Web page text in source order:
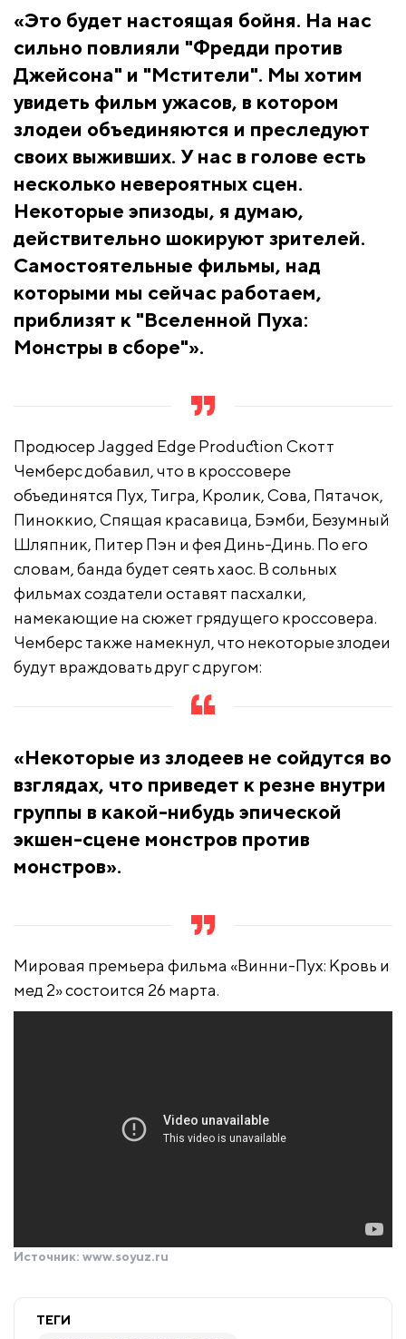
«Это будет настоящая бойня. На нас
сильно повлияли "Фредди против
Джейсона" и "Мстители". Мы хотим
увидеть фильм ужасов, в котором
злодеи объединяются и преследуют
своих выживших. У нас в голове есть
несколько невероятных сцен.
Некоторые эпизоды, я думаю,
действительно шокируют зрителей.
Самостоятельные фильмы, над
которыми мы сейчас работаем,
приблизят к "Вселенной Пуха:
Монстры в сборе"».
Продюсер Jagged Edge Production Скотт
Чемберс добавил, что в кроссовере
объединятся Пух, Тигра, Кролик, Сова, Пятачок,
Пиноккио, Спящая красавица, Бэмби, Безумный
Шляпник, Питер Пэн и фея Динь-Динь. По его
словам, банда будет сеять хаос. В сольных
фильмах создатели оставят пасхалки,
намекающие на сюжет грядущего кроссовера.
Чемберс также намекнул, что некоторые злодеи
будут враждовать друг с другом:
«Некоторые из злодеев не сойдутся во
взглядах, что приведет к резне внутри
группы в какой-нибудь эпической
экшен-сцене монстров против
монстров».
Мировая премьера фильма «Винни-Пух: Кровь и
мед 2» состоится 26 марта.
Источник: www.soyuz.ru
ТЕГИ